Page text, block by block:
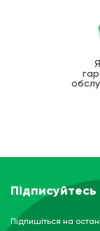
Підпишіться на